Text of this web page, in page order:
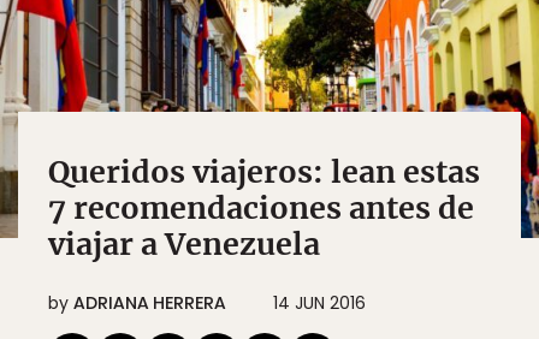
Queridos viajeros: lean estas
7 recomendaciones antes de
viajar a Venezuela
by ADRIANA HERRERA 14 JUN 2016